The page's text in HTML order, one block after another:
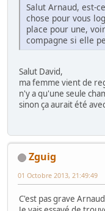
Salut Arnaud, est-
chose pour vous
place pour une,
compagne si elle
Salut David,
ma femme vient de
n'y a qu'une seule
sinon ça aurait été
Zguig
01 Octobre 2013, 21:49:49
C'est pas grave